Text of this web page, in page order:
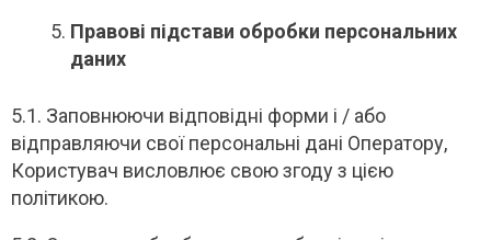
Правові підстави обробки персональних
даних
5.1. Заповнюючи відповідні форми і / або
відправляючи свої персональні дані Оператору,
Користувач висловлює свою згоду з цією
політикою.